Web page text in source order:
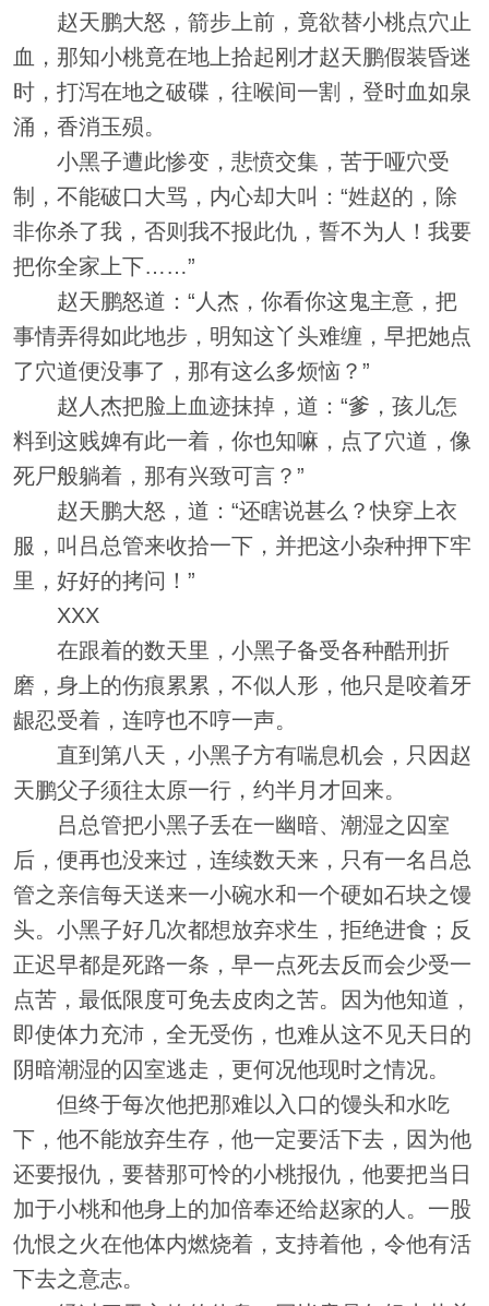
赵天鹏大怒，箭步上前，竟欲替小桃点穴止
血，那知小桃竟在地上拾起刚才赵天鹏假装昏迷
时，打泻在地之破碟，往喉间一割，登时血如泉
涌，香消玉殒。
小黑子遭此惨变，悲愤交集，苦于哑穴受
制，不能破口大骂，内心却大叫：“姓赵的，除
非你杀了我，否则我不报此仇，誓不为人！我要
把你全家上下……”
赵天鹏怒道：“人杰，你看你这鬼主意，把
事情弄得如此地步，明知这丫头难缠，早把她点
了穴道便没事了，那有这么多烦恼？”
赵人杰把脸上血迹抹掉，道：“爹，孩儿怎
料到这贱婢有此一着，你也知嘛，点了穴道，像
死尸般躺着，那有兴致可言？”
赵天鹏大怒，道：“还瞎说甚么？快穿上衣
服，叫吕总管来收拾一下，并把这小杂种押下牢
里，好好的拷问！”
XXX
在跟着的数天里，小黑子备受各种酷刑折
磨，身上的伤痕累累，不似人形，他只是咬着牙
龈忍受着，连哼也不哼一声。
直到第八天，小黑子方有喘息机会，只因赵
天鹏父子须往太原一行，约半月才回来。
吕总管把小黑子丢在一幽暗、潮湿之囚室
后，便再也没来过，连续数天来，只有一名吕总
管之亲信每天送来一小碗水和一个硬如石块之馒
头。小黑子好几次都想放弃求生，拒绝进食；反
正迟早都是死路一条，早一点死去反而会少受一
点苦，最低限度可免去皮肉之苦。因为他知道，
即使体力充沛，全无受伤，也难从这不见天日的
阴暗潮湿的囚室逃走，更何况他现时之情况。
但终于每次他把那难以入口的馒头和水吃
下，他不能放弃生存，他一定要活下去，因为他
还要报仇，要替那可怜的小桃报仇，他要把当日
加于小桃和他身上的加倍奉还给赵家的人。一股
仇恨之火在他体内燃烧着，支持着他，令他有活
下去之意志。